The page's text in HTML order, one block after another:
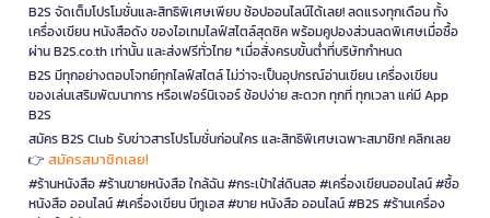
B2S จัดเต็มโปรโมชั่นและสิทธิพิเศษเพียบ ช้อปออนไลน์ได้เลย! ลดแรงทุกเดือน ทั้ง
เครื่องเขียน หนังสือดัง ของไอเทมไลฟ์สไตล์สุดชิค พร้อมคูปองส่วนลดพิเศษเมื่อซื้อ
ผ่าน B2S.co.th เท่านั้น และส่งฟรีทั่วไทย *เมื่อสั่งครบขั้นต่ำที่บริษัทกำหนด
B2S มีทุกอย่างตอบโจทย์ทุกไลฟ์สไตล์ ไม่ว่าจะเป็นอุปกรณ์อ่านเขียน เครื่องเขียน
ของเล่นเสริมพัฒนาการ หรือเฟอร์นิเจอร์ ช้อปง่าย สะดวก ทุกที่ ทุกเวลา แค่มี App
B2S
สมัคร B2S Club รับข่าวสารโปรโมชั่นก่อนใคร และสิทธิพิเศษเฉพาะสมาชิก! คลิกเลย
👉 สมัครสมาชิกเลย!
#ร้านหนังสือ #ร้านขายหนังสือ ใกล้ฉัน #กระเป๋าใส่ดินสอ #เครื่องเขียนออนไลน์ #ซื้อ
หนังสือ ออนไลน์ #เครื่องเขียน บีทูเอส #ขาย หนังสือ ออนไลน์ #B2S #ร้านเครื่อง